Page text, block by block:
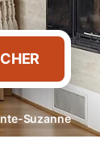
Suzanne